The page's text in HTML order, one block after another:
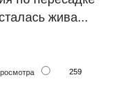
жива...
259